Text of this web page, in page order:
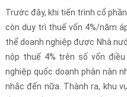
Trước đây, khi tiến trình cổ
còn duy trì thuế vốn 4%/năm
thể doanh nghiệp được Nhà
nộp thuế 4% trên số vốn
nghiệp quốc doanh phàn nàn
nhắc đến nữa. Thành ra, khu